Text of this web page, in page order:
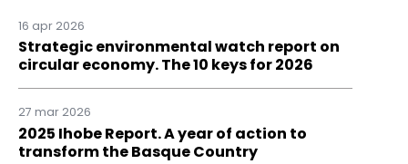
16 apr 2026
Strategic environmental watch report on
circular economy. The 10 keys for 2026
27 mar 2026
2025 Ihobe Report. A year of action to
transform the Basque Country